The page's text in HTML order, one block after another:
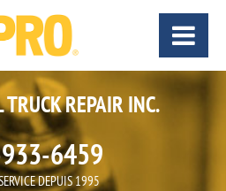
REPAIR INC.
6459
DEPUIS 1995